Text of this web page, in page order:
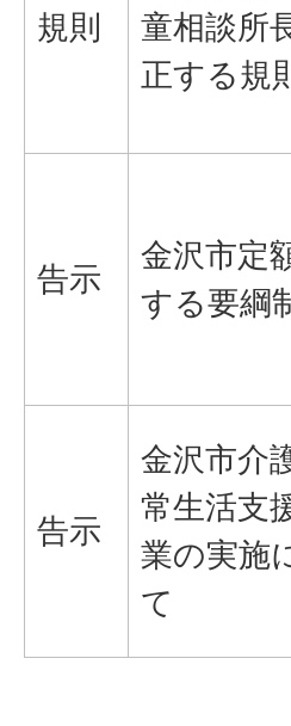
規則
童相談所
正する規
告示
金沢市定
する要綱
告示
金沢市介
常生活支
業の実施
て